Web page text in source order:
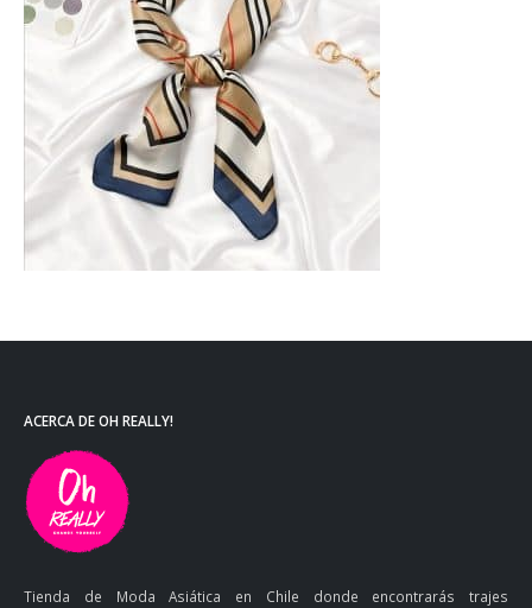
ACERCA DE OH REALLY!
Tienda de Moda Asiática en Chile donde encontrarás trajes